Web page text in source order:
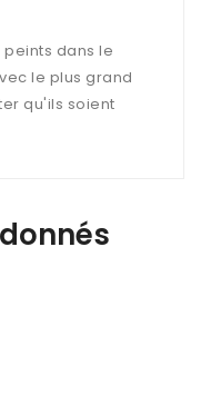
dans le
le plus grand
qu'ils soient